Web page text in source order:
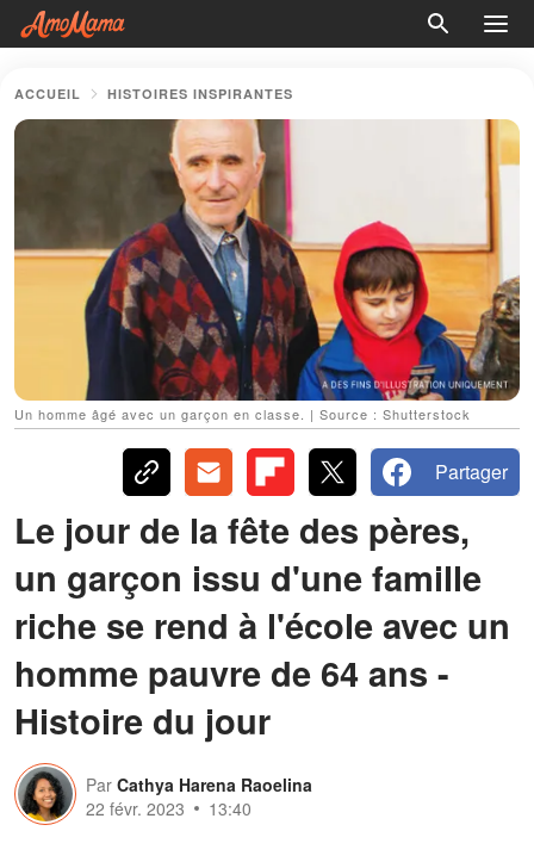
ACCUEIL HISTOIRES INSPIRANTES
Un homme âgé avec un garçon en classe. | Source : Shutterstock
Partager
Le jour de la fête des pères,
un garçon issu d'une famille
riche se rend à l'école avec un
homme pauvre de 64 ans -
Histoire du jour
Par Cathya Harena Raoelina
22 févr. 2023
13:40